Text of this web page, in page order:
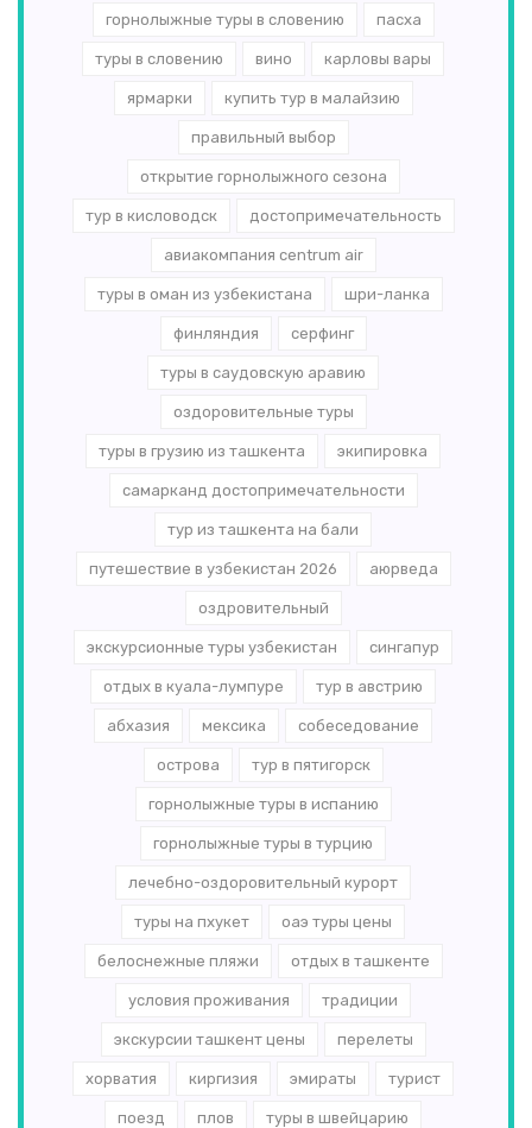
горнолыжные туры в словению пасха
туры в словению вино карловы вары
ярмарки купить тур в малайзию
правильный выбор
открытие горнолыжного сезона
тур в кисловодск достопримечательность
авиакомпания centrum air
туры в оман из узбекистана шри-ланка
финляндия серфинг
туры в саудовскую аравию
оздоровительные туры
туры в грузию из ташкента экипировка
самарканд достопримечательности
тур из ташкента на бали
путешествие в узбекистан 2026 аюрведа
оздровительный
экскурсионные туры узбекистан сингапур
отдых в куала-лумпуре тур в австрию
абхазия мексика собеседование
острова тур в пятигорск
горнолыжные туры в испанию
горнолыжные туры в турцию
лечебно-оздоровительный курорт
туры на пхукет оаэ туры цены
белоснежные пляжи отдых в ташкенте
условия проживания традиции
экскурсии ташкент цены перелеты
хорватия киргизия эмираты турист
поезд плов туры в швейцарию